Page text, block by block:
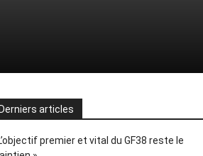
articles
premier et vital du GF38 reste le